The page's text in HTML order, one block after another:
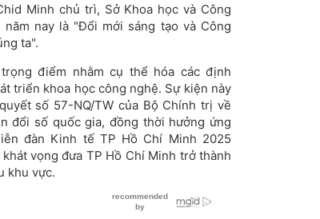
Minh chủ trì, Sở Khoa học và Công
nay là "Đổi mới sáng tạo và Công
ta".
điểm nhằm cụ thể hóa các định
triển khoa học công nghệ. Sự kiện này
số 57-NQ/TW của Bộ Chính trị về
đổi số quốc gia, đồng thời hưởng ứng
đàn Kinh tế TP Hồ Chí Minh 2025
vọng đưa TP Hồ Chí Minh trở thành
khu vực.